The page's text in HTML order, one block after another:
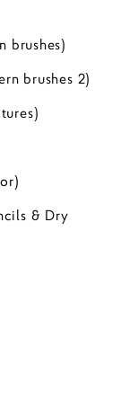
brushes)
brushes 2)
& Dry